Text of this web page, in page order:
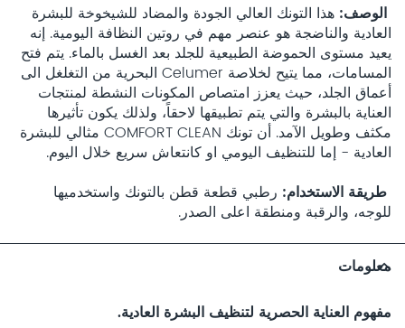
الوصف هذا التونك العالي الجودة والمضاد للشيخوخة للبشرة
العادية والناضجة هو عنصر مهم في روتين النظافة اليومية. إنه
يعيد مستوى الحموضة الطبيعية للجلد بعد الغسل بالماء. يتم فتح
المسامات، مما يتيح لخلاصة Celumer البحرية من التغلغل الى
أعماق الجلد، حيث يعزز امتصاص المكونات النشطة لمنتجات
العناية بالبشرة والتي يتم تطبيقها لاحقاً، ولذلك يكون تأثيرها
مكثف وطويل الآمد. أن تونك COMFORT CLEAN مثالي للبشرة
العادية - إما للتنظيف اليومي او كانتعاش سريع خلال اليوم.
طريقة الاستخدام رطبي قطعة قطن بالتونك واستخدميها
للوجه، والرقبة ومنطقة اعلى الصدر.
معلومات
مفهوم العناية الحصرية لتنظيف البشرة العادية.